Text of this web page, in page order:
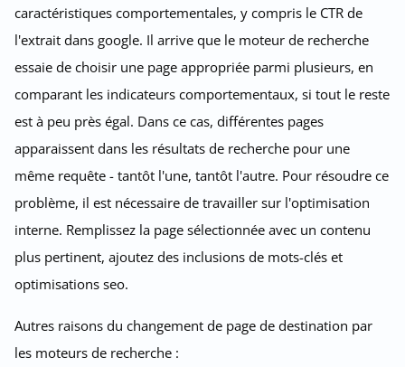
caractéristiques comportementales, y compris le CTR de
l'extrait dans google. Il arrive que le moteur de recherche
essaie de choisir une page appropriée parmi plusieurs, en
comparant les indicateurs comportementaux, si tout le reste
est à peu près égal. Dans ce cas, différentes pages
apparaissent dans les résultats de recherche pour une
même requête - tantôt l'une, tantôt l'autre. Pour résoudre ce
problème, il est nécessaire de travailler sur l'optimisation
interne. Remplissez la page sélectionnée avec un contenu
plus pertinent, ajoutez des inclusions de mots-clés et
optimisations seo.
Autres raisons du changement de page de destination par
les moteurs de recherche :